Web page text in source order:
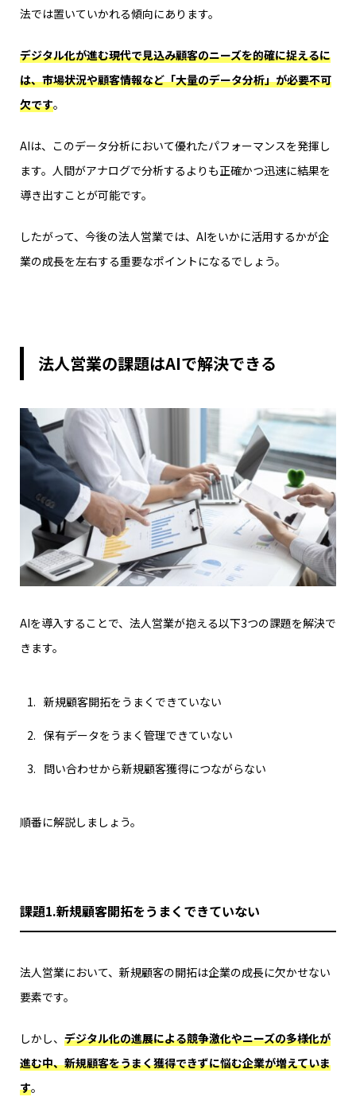
法では置いていかれる傾向にあります。
デジタル化が進む現代で見込み顧客のニーズを的確に捉えるに
は、市場状況や顧客情報など「大量のデータ分析」が必要不可
欠です。
AIは、このデータ分析において優れたパフォーマンスを発揮し
ます。人間がアナログで分析するよりも正確かつ迅速に結果を
導き出すことが可能です。
したがって、今後の法人営業では、AIをいかに活用するかが企
業の成長を左右する重要なポイントになるでしょう。
法人営業の課題はAIで解決できる
AIを導入することで、法人営業が抱える以下3つの課題を解決で
きます。
新規顧客開拓をうまくできていない
保有データをうまく管理できていない
問い合わせから新規顧客獲得につながらない
順番に解説しましょう。
課題1.新規顧客開拓をうまくできていない
法人営業において、新規顧客の開拓は企業の成長に欠かせない
要素です。
しかし、 デジタル化の進展による競争激化やニーズの多様化が
進む中、新規顧客をうまく獲得できずに悩む企業が増えていま
す。